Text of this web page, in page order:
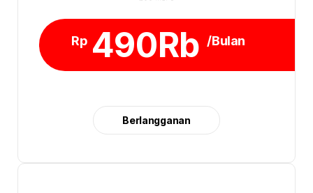
Rp 490Rb /Bulan
Berlangganan